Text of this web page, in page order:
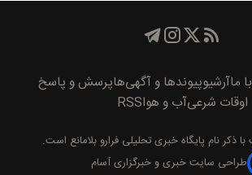
ماآرشیوپیوند‌ها و آگهی‌هاپرسش و پاسخ
اوقات شرعیآب و هواRSS
ذکر نام پايگاه خبری تحليلی فراروبلامانع است.
طراحی سایت خبری و خبرگزاری آسام